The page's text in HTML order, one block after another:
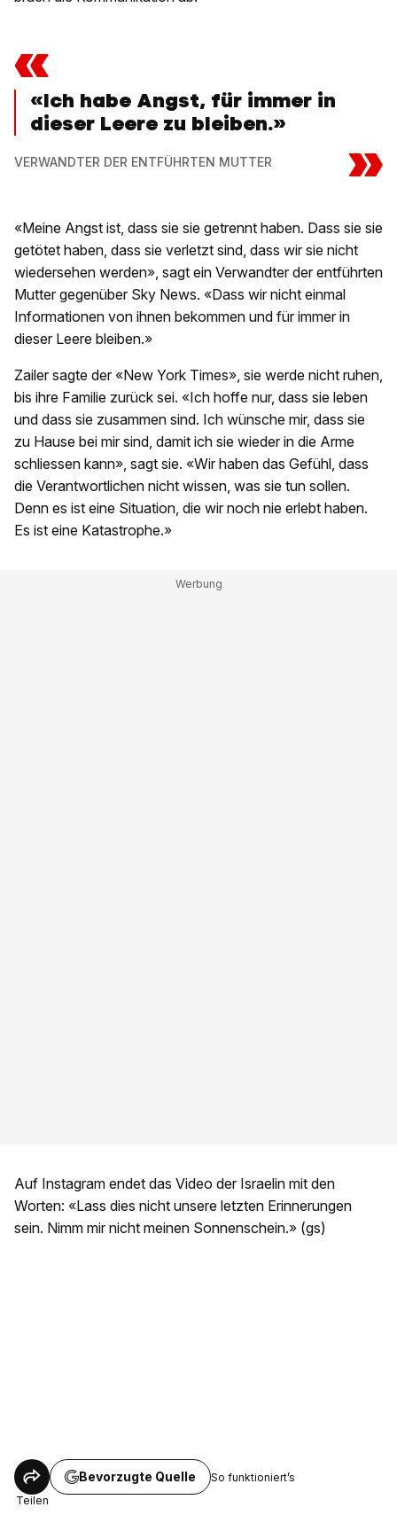
«
«Ich habe Angst, für immer in
dieser Leere zu bleiben.»
VERWANDTER DER ENTFÜHRTEN MUTTER »
«Meine Angst ist, dass sie sie getrennt haben. Dass sie sie
getötet haben, dass sie verletzt sind, dass wir sie nicht
wiedersehen werden», sagt ein Verwandter der entführten
Mutter gegenüber Sky News. «Dass wir nicht einmal
Informationen von ihnen bekommen und für immer in
dieser Leere bleiben.»
Zailer sagte der «New York Times», sie werde nicht ruhen,
bis ihre Familie zurück sei. «Ich hoffe nur, dass sie leben
und dass sie zusammen sind. Ich wünsche mir, dass sie
zu Hause bei mir sind, damit ich sie wieder in die Arme
schliessen kann», sagt sie. «Wir haben das Gefühl, dass
die Verantwortlichen nicht wissen, was sie tun sollen.
Denn es ist eine Situation, die wir noch nie erlebt haben.
Es ist eine Katastrophe.»
Auf Instagram endet das Video der Israelin mit den
Worten: «Lass dies nicht unsere letzten Erinnerungen
sein. Nimm mir nicht meinen Sonnenschein.» (gs)
Teilen
Bevorzugte Quelle So funktioniert’s